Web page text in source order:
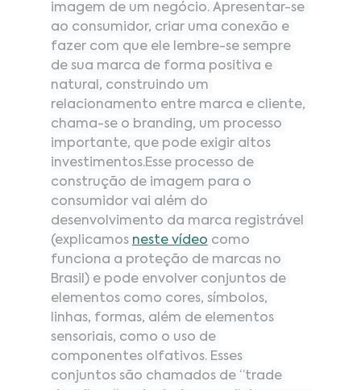
imagem de um negócio. Apresentar-se
ao consumidor, criar uma conexão e
fazer com que ele lembre-se sempre
de sua marca de forma positiva e
natural, construindo um
relacionamento entre marca e cliente,
chama-se o branding, um processo
importante, que pode exigir altos
investimentos.Esse processo de
construção de imagem para o
consumidor vai além do
desenvolvimento da marca registrável
(explicamos neste vídeo como
funciona a proteção de marcas no
Brasil) e pode envolver conjuntos de
elementos como cores, símbolos,
linhas, formas, além de elementos
sensoriais, como o uso de
componentes olfativos. Esses
conjuntos são chamados de “trade